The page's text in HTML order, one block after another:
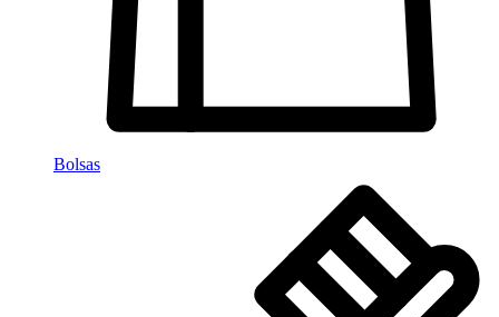
Bolsas